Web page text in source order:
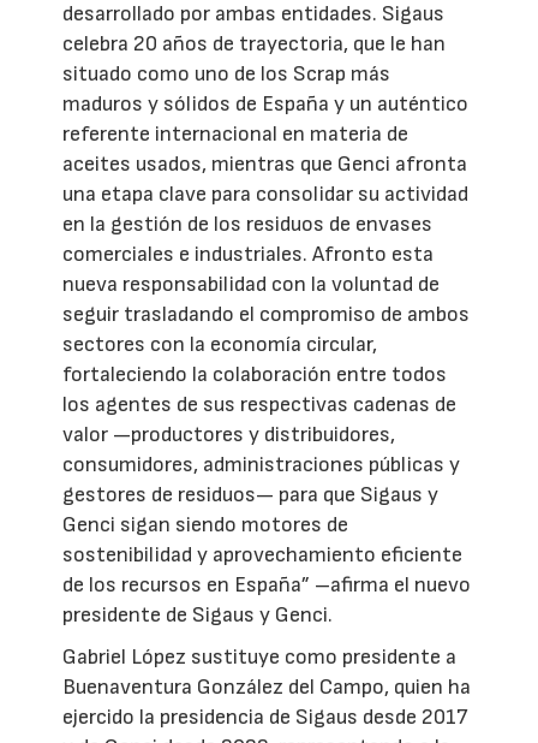
desarrollado por ambas entidades. Sigaus
celebra 20 años de trayectoria, que le han
situado como uno de los Scrap más
maduros y sólidos de España y un auténtico
referente internacional en materia de
aceites usados, mientras que Genci afronta
una etapa clave para consolidar su actividad
en la gestión de los residuos de envases
comerciales e industriales. Afronto esta
nueva responsabilidad con la voluntad de
seguir trasladando el compromiso de ambos
sectores con la economía circular,
fortaleciendo la colaboración entre todos
los agentes de sus respectivas cadenas de
valor —productores y distribuidores,
consumidores, administraciones públicas y
gestores de residuos— para que Sigaus y
Genci sigan siendo motores de
sostenibilidad y aprovechamiento eficiente
de los recursos en España” –afirma el nuevo
presidente de Sigaus y Genci.
Gabriel López sustituye como presidente a
Buenaventura González del Campo, quien ha
ejercido la presidencia de Sigaus desde 2017